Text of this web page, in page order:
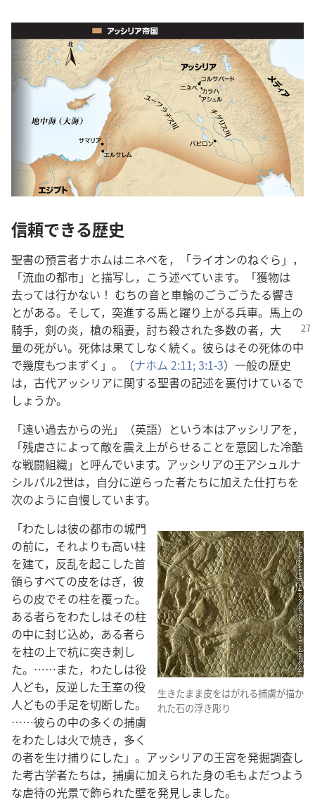
信頼できる歴史
聖書の預言者ナホムはニネベを，「ライオンのねぐら」，
「流血の都市」と描写し，こう述べています。「獲物は
去っては行かない！ むちの音と車輪のごうごうたる響き
とがある。そして，突進する馬と躍り上がる兵車。馬上の
騎手，剣の炎，槍の稲妻，討ち殺された多数の者，大
量の死がい。死体は果てしなく続く。彼らはその死体の中
で幾度もつまずく」。（ナホム 2:11;3:1-3）一般の歴史
は，古代アッシリアに関する聖書の記述を裏付けているで
しょうか。
「遠い過去からの光」（英語）という本はアッシリアを，
「残虐さによって敵を震え上がらせることを意図した冷酷
な戦闘組織」と呼んでいます。アッシリアの王アシュルナ
シルパル2世は，自分に逆らった者たちに加えた仕打ちを
次のように自慢しています。
生きたまま皮をはがれる捕虜が描か
れた石の浮き彫り
「わたしは彼の都市の城門
の前に，それよりも高い柱
を建て，反乱を起こした首
領らすべての皮をはぎ，彼
らの皮でその柱を覆った。
ある者らをわたしはその柱
の中に封じ込め，ある者ら
を柱の上で杭に突き刺し
た。……また，わたしは役
人ども，反逆した王室の役
人どもの手足を切断した。
……彼らの中の多くの捕虜
をわたしは火で焼き，多く
の者を生け捕りにした」。アッシリアの王宮を発掘調査し
た考古学者たちは，捕虜に加えられた身の毛もよだつよう
な虐待の光景で飾られた壁を発見しました。